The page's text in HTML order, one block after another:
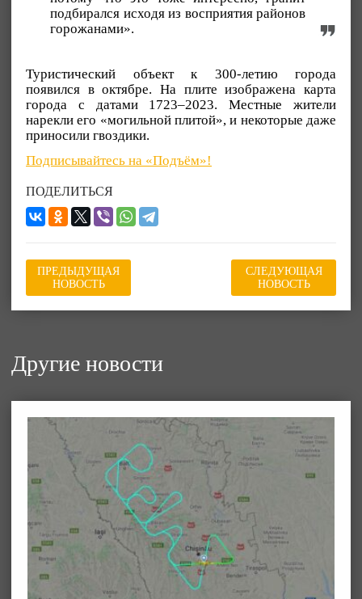
подбирался исходя из восприятия районов
горожанами».
Туристический объект к 300-летию города
появился в октябре. На плите изображена карта
города с датами 1723–2023. Местные жители
нарекли его «могильной плитой», и некоторые даже
приносили гвоздики.
Подписывайтесь на «Подъём»!
ПОДЕЛИТЬСЯ
ПРЕДЫДУЩАЯ
НОВОСТЬ
СЛЕДУЮЩАЯ
НОВОСТЬ
Другие новости